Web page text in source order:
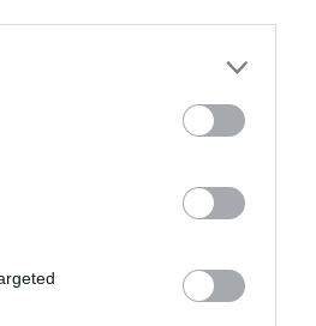
a
che
al lavoro per